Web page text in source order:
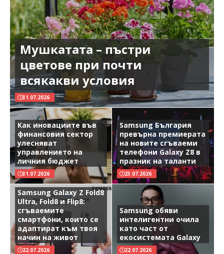
Мушкатата – пъстри
цветове при почти
всякакви условия
31.07.2026
Как иновациите във
финансовия сектор
улесняват
управлението на
личния бюджет
31.07.2026
Samsung България
превърна премиерата
на новите сгъваеми
телефони Galaxy Z8 в
празник на таланти
23.07.2026
Samsung Galaxy Z Fold8
Ultra, Fold8 и Flip8:
сгъваемите
смартфони, които се
адаптират към твоя
начин на живот
22.07.2026
Samsung обяви
интелигентни очила
като част от
екосистемата Galaxy
22.07.2026